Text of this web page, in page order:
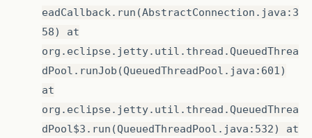
eadCallback.run(AbstractConnection.java:3
58) at
org.eclipse.jetty.util.thread.QueuedThrea
dPool.runJob(QueuedThreadPool.java:601)
at
org.eclipse.jetty.util.thread.QueuedThrea
dPool$3.run(QueuedThreadPool.java:532) at